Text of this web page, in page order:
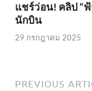
แชร์ว่อน! คลิป “ฟ้
นักบิน
29 กรกฎาคม 2025
PREVIOUS